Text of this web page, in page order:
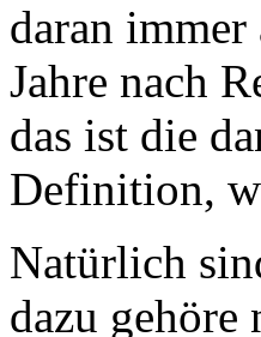
daran
Jahre nach
das ist die
Definition,
Natürlich
dazu gehöre